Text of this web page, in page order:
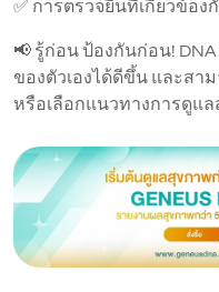
✅ การตรวจยีนที่เกี่ยวข้อง
📢 รู้ก่อน ป้องกันก่อน!
ของตัวเองได้ดีขึ้น และสา
หรือเลือกแนวทางการดูแ